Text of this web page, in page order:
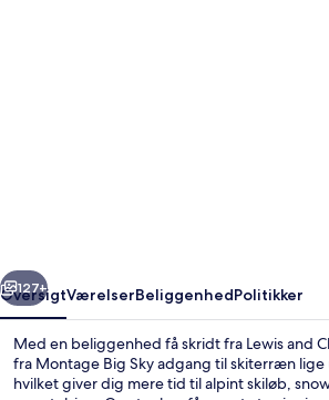
Næste
127+
OversigtVærelserBeliggenhedPolitikker
Med en beliggenhed få skridt fra Lewis and
fra Montage Big Sky adgang til skiterræn
hvilket giver dig mere tid til alpint skiløb,